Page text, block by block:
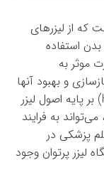
که از لیزرهای
بدن استفاده
موثر به
و بهبود آنها
با لیزر پرتوان (HIL) بر پایه اصول لیزر
به فرایند
پزشکی در
لیزر پرتوان وجود